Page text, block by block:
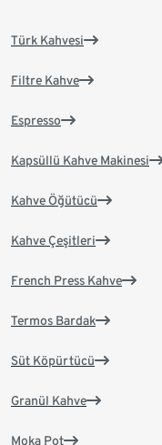
Türk Kahvesi
Filtre Kahve
Espresso
Kapsüllü Kahve Makinesi
Kahve Öğütücü
Kahve Çeşitleri
French Press Kahve
Termos Bardak
Süt Köpürtücü
Granül Kahve
Moka Pot